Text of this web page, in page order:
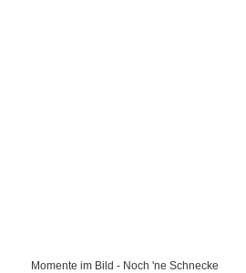
Momente im Bild - Noch 'ne Schnecke